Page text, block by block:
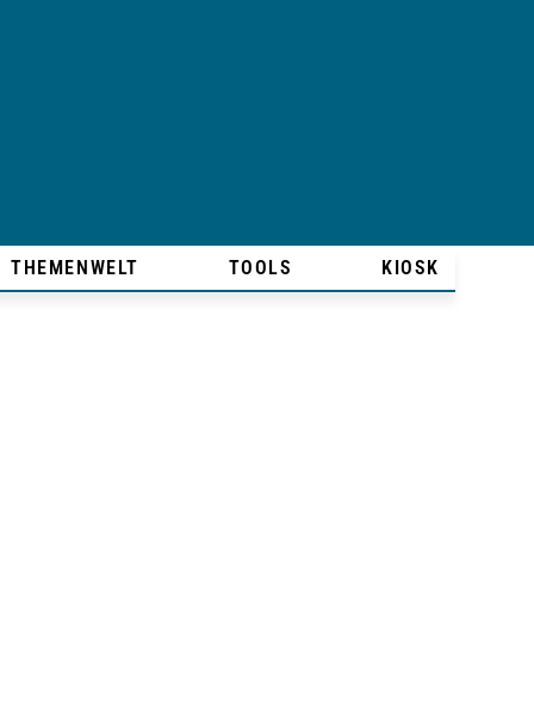
THEMENWELT TOOLS KIOSK